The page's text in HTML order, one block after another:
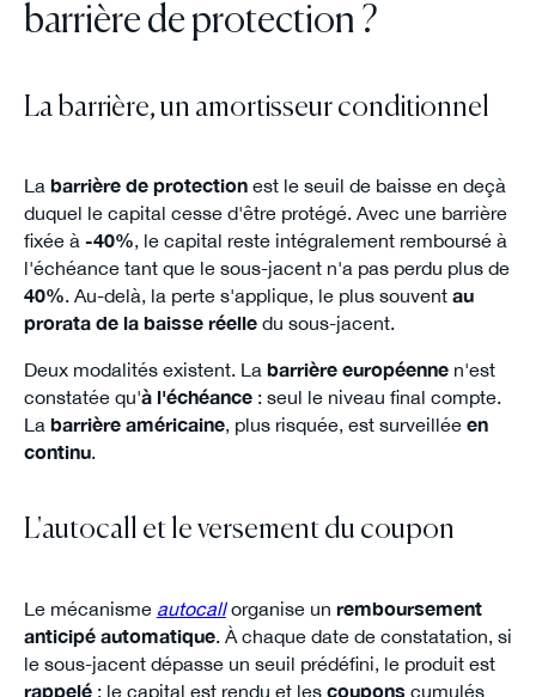
barrière de protection ?
La barrière, un amortisseur conditionnel
La barrière de protectionest le seuil de baisse en deçà
duquel le capital cesse d'être protégé. Avec une barrière
fixée à -40%, le capital reste intégralement remboursé à
l'échéance tant que le sous-jacent n'a pas perdu plus de
40%. Au-delà, la perte s'applique, le plus souvent au
prorata de la baisse réelledu sous-jacent.
Deux modalités existent. La barrière européennen'est
constatée qu'à l'échéance: seul le niveau final compte.
La barrière américaine, plus risquée, est surveillée en
continu.
L'autocall et le versement du coupon
Le mécanisme autocallorganise un remboursement
anticipé automatique. À chaque date de constatation, si
le sous-jacent dépasse un seuil prédéfini, le produit est
rappelé: le capital est rendu et les coupons cumulés